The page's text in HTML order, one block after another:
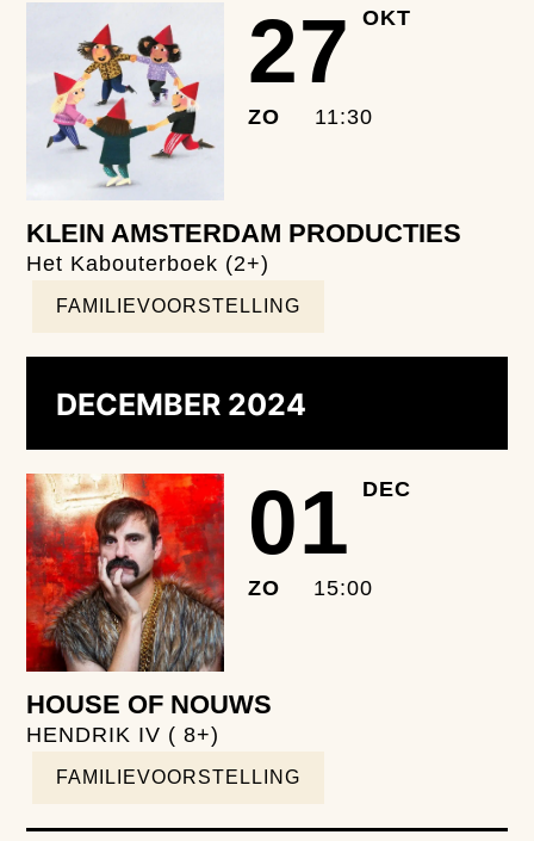
27 OKT
ZO 11:30
KLEIN AMSTERDAM PRODUCTIES
Het Kabouterboek (2+)
FAMILIEVOORSTELLING
DECEMBER 2024
01 DEC
ZO 15:00
HOUSE OF NOUWS
HENDRIK IV ( 8+)
FAMILIEVOORSTELLING